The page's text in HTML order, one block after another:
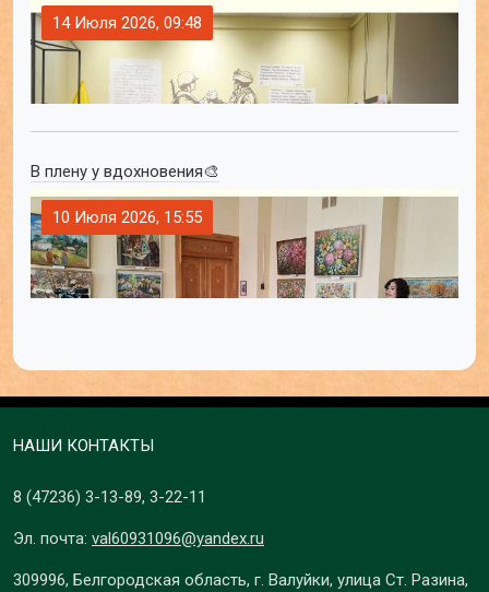
14 Июля 2026, 09:48
В плену у вдохновения🎨
10 Июля 2026, 15:55
НАШИ КОНТАКТЫ
8 (47236) 3-13-89, 3-22-11
Эл. почта: val60931096@yandex.ru
309996, Белгородская область, г. Валуйки, улица Ст. Разина,